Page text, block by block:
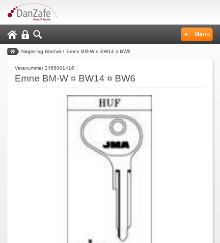
Menu
Nøgler og tilbehør/ Emne BM-W ¤ BW14 ¤ BW6
Varenummer 3466001416
Emne BM-W ¤ BW14 ¤ BW6